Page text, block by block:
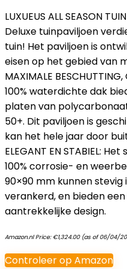
LUXUEUS ALL SEASON
Deluxe tuinpaviljoen
tuin! Het paviljoen is
eisen op het gebied van
MAXIMALE
100% waterdichte dak
platen van
50+. Dit paviljoen is
kan het hele jaar door
ELEGANT EN STABIEL:
100% corrosie- en
90×90 mm kunnen
verankerd, en bieden
aantrekkelijke design.
Amazon.nl Price: €1,324.00(as of 06/04/
Controleer op Amazon